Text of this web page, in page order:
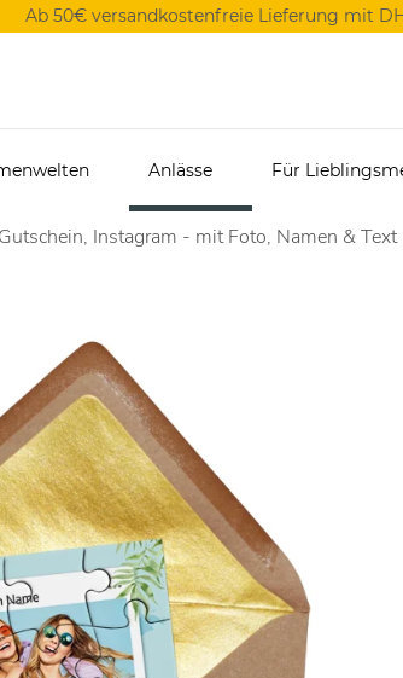
Ab 50€ versandkostenfreie Lieferung mit
Anlässe Für
Instagram - mit Foto, Namen &